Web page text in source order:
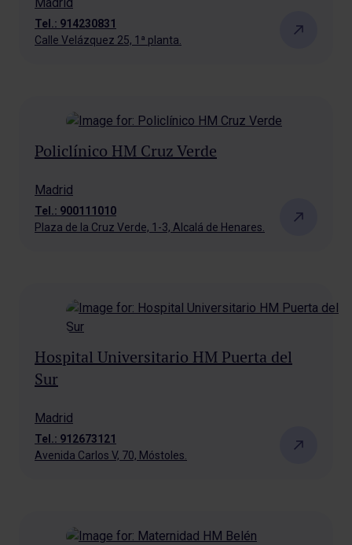
Tel.: 914230831
Calle Velázquez 25, 1ª planta.
Policlínico HM Cruz Verde
Madrid
Tel.: 900111010
Plaza de la Cruz Verde, 1-3, Alcalá de Henares.
Hospital Universitario HM Puerta del
Sur
Madrid
Tel.: 912673121
Avenida Carlos V, 70, Móstoles.